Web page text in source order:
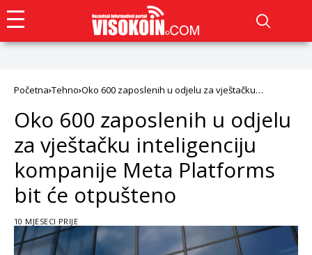
Početna Tehno Oko 600 zaposlenih u odjelu za vještačku
otpušteno
Oko 600 zaposlenih u odjelu
za vještačku inteligenciju
kompanije Meta Platforms
bit će otpušteno
10 MJESECI PRIJE